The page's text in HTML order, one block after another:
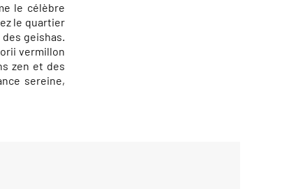
le célèbre
le quartier
geishas.
vermillon
zen et des
sereine,